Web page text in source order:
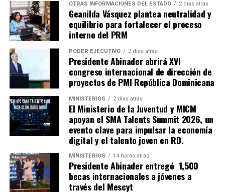
OTRAS INFORMACIONES DEL ESTADO 2 días atrás
Geanilda Vásquez plantea neutralidad y
equilibrio para fortalecer el proceso
interno del PRM
PODER EJECUTIVO 2 días atrás
Presidente Abinader abrirá XVI
congreso internacional de dirección de
proyectos de PMI República Dominicana
MINISTERIOS 2 días atrás
El Ministerio de la Juventud y MICM
apoyan el SMA Talents Summit 2026, un
evento clave para impulsar la economía
digital y el talento joven en RD.
MINISTERIOS 14 horas atrás
Presidente Abinader entregó 1,500
becas internacionales a jóvenes a
través del Mescyt